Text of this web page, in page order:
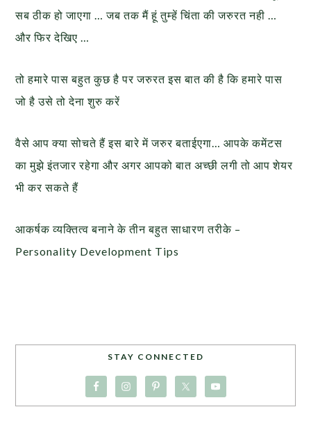
सब ठीक हो जाएगा … जब तक मैं हूं तुम्हें चिंता की जरुरत नही …
और फिर देखिए …
तो हमारे पास बहुत कुछ है पर जरुरत इस बात की है कि हमारे पास
जो है उसे तो देना शुरु करें
वैसे आप क्या सोचते हैं इस बारे में जरुर बताईएगा… आपके कमेंटस
का मुझे इंतजार रहेगा और अगर आपको बात अच्छी लगी तो आप शेयर
भी कर सकते हैं
आकर्षक व्यक्तित्व बनाने के तीन बहुत साधारण तरीके –
Personality Development Tips
STAY CONNECTED